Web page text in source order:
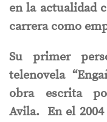
en la actualidad
carrera como
Su primer
telenovela
obra escrita
Avila. En el